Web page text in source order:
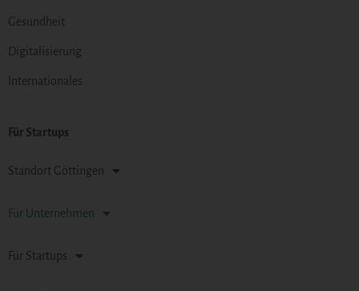
Gesundheit
Digitalisierung
Internationales
Für Startups
Standort Göttingen
Für Unternehmen
Für Startups